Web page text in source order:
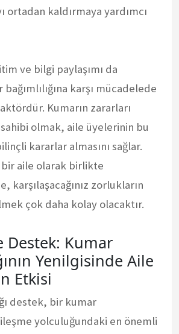
ortadan kaldırmaya yardımcı
ve bilgi paylaşımı da
karşı mücadelede
Kumarın zararları
olmak, aile üyelerinin bu
kararlar almasını sağlar.
bir aile olarak birlikte
karşılaşacağınız zorlukların
çok daha kolay olacaktır.
Destek: Kumar
Yenilgisinde Aile
Etkisi
destek, bir kumar
yolculuğundaki en önemli